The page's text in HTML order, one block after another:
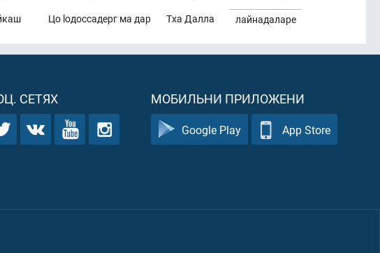
лайнадаларе
Тха Далла
Цо lодоссадерг ма дар
СЕТЯХ МОБИЛЬНИ ПРИЛОЖЕНИ
Google Play App Store